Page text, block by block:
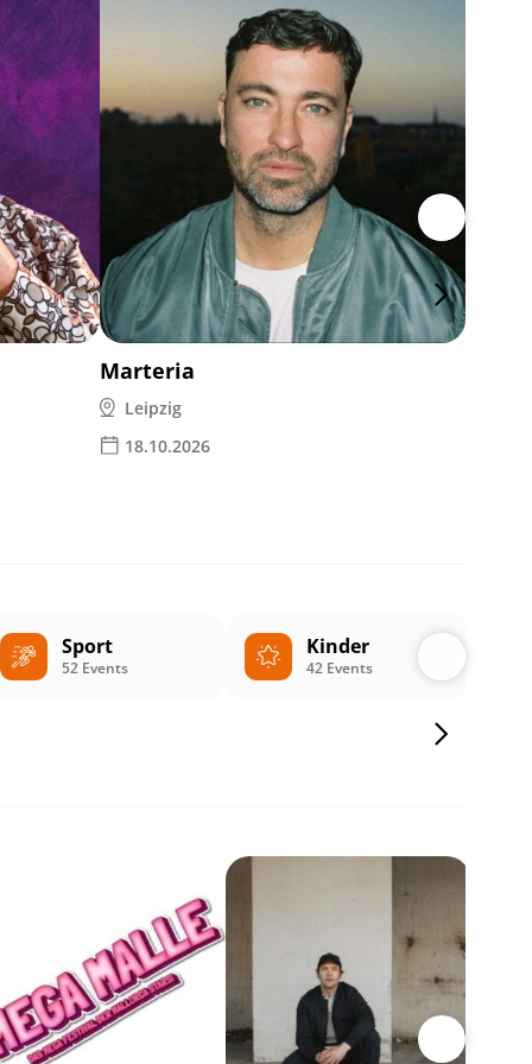
Marteria
Leipzig
18.10.2026
Sport
52 Events
Kinder
42 Events